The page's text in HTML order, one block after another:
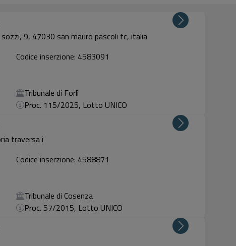
sozzi, 9, 47030 san mauro pascoli fc, italia
Codice inserzione: 4583091
Tribunale di Forlì
Proc. 115/2025, Lotto UNICO
traversa i
Codice inserzione: 4588871
Tribunale di Cosenza
Proc. 57/2015, Lotto UNICO